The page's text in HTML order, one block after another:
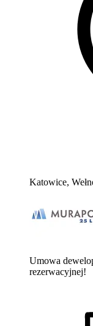
Katowice,
Umowa
rezerwacyjnej!